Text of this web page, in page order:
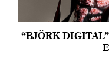
“BJÖRK